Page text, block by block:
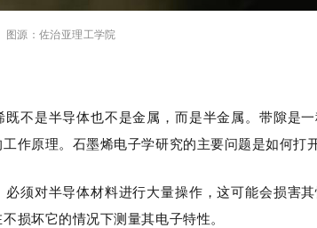
源：佐治亚理工学院
不是半导体也不是金属，而是半金属。带隙是
作原理。石墨烯电子学研究的主要问题是如何打
须对半导体材料进行大量操作，这可能会损害
损坏它的情况下测量其电子特性。